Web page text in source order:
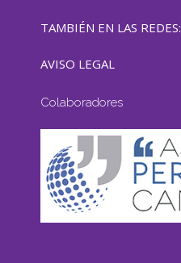
TAMBIÉN EN LAS REDES:
AVISO LEGAL
Colaboradores